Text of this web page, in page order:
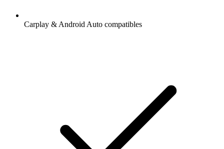
Carplay & Android Auto compatibles